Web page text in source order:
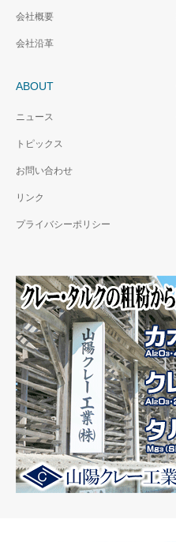
会社概要
会社沿革
ABOUT
ニュース
トピックス
お問い合わせ
リンク
プライバシーポリシー